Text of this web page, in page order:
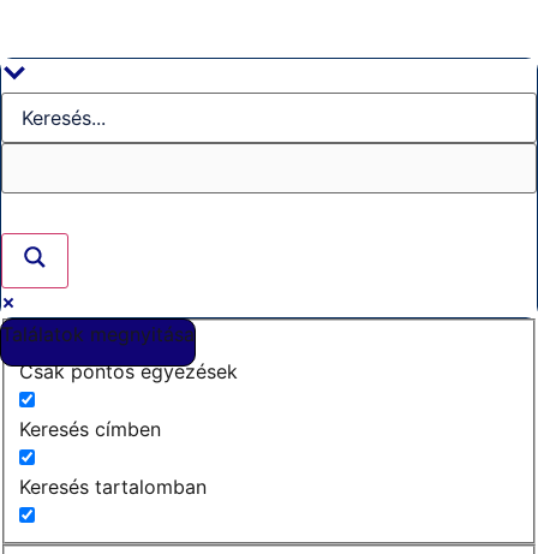
Találatok megnyitása
Csak pontos egyezések
Keresés címben
Keresés tartalomban